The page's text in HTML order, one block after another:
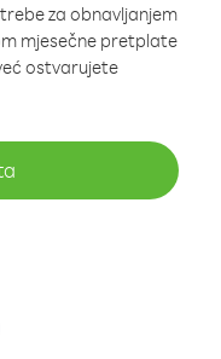
za obnavljanjem
mjesečne pretplate
ostvarujete